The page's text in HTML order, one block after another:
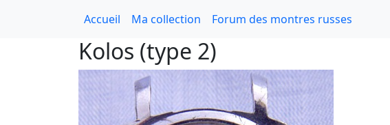
Accueil Ma collection Forum des montres russes
Kolos (type 2)